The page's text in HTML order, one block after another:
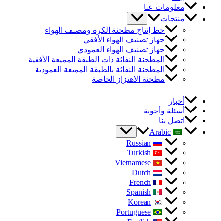
معلومات عنا
منتجات
خط إنتاج مطحنة الكرة ومصنف الهواء
جهاز تصنيف الهواء الأفقي
جهاز تصنيف الهواء العمودي
المطحنة النفاثة ذات الطبقة المميعة الأفقية
المطحنة النفاثة بالطبقة المميعة العمودية
مطحنة الاهتزاز الخاصة
أخبار
أسئلة وأجوبة
اتصل بنا
Arabic
Russian
Turkish
Vietnamese
Dutch
French
Spanish
Korean
Portuguese